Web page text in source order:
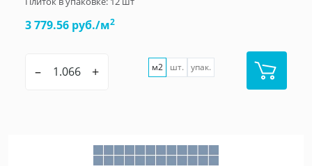
3 779.56 руб./м2
– + м2 шт. упак.